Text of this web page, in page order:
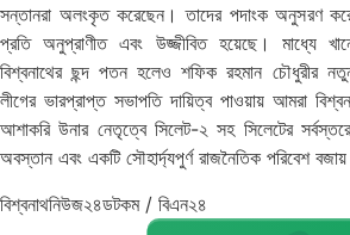
সন্তানরা অলংকৃত করেছেন। তাদের পদাংক অনুসরণ করে
প্রতি অনুপ্রাণীত এবং উজ্জীবিত হয়েছে। মাধ্যে
বিশ্বনাথের ছন্দ পতন হলেও শফিক রহমান চৌধুরীর
লীগের ভারপ্রাপ্ত সভাপতি দায়িত্ব পাওয়ায় আমরা
আশাকরি উনার নেতৃত্বে সিলেট-২ সহ সিলেটের
অবস্তান এবং একটি সৌহার্দ্যপুর্ণ রাজনৈতিক পরিবেশ
বিশ্বনাথনিউজ২৪ডটকম / বিএন২৪